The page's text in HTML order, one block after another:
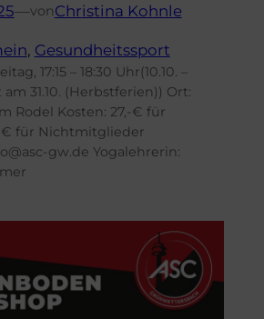
—vonChristina Kohnle
, Gesundheitssport
17:15 – 18:30 Uhr(10.10. –
am 31.10. (Herbstferien)) Ort:
Rodel Kosten: 27,-€ für
€ für Nichtmitglieder
gw.de Yogalehrerin: